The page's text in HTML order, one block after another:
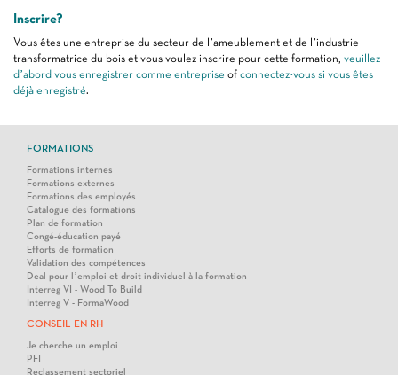
Inscrire?
Vous êtes une entreprise du secteur de l’ameublement et de l’industrie
transformatrice du bois et vous voulez inscrire pour cette formation, veuillez
d’abord vous enregistrer comme entreprise of connectez-vous si vous êtes
déjà enregistré.
FORMATIONS
Formations internes
Formations externes
Formations des employés
Catalogue des formations
Plan de formation
Congé-éducation payé
Efforts de formation
Validation des compétences
Deal pour l’emploi et droit individuel à la formation
Interreg VI - Wood To Build
Interreg V - FormaWood
CONSEIL EN RH
Je cherche un emploi
PFI
Reclassement sectoriel